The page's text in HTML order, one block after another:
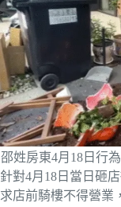
邵姓房東4月18日行
針對4月18日當日砸
求店前騎樓不得營業